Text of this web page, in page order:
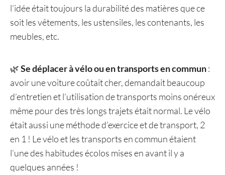
l’idée était toujours la durabilité des matières que ce
soit les vêtements, les ustensiles, les contenants, les
meubles, etc.
🌿Se déplacer à vélo ou en transports en commun:
avoir une voiture coûtait cher, demandait beaucoup
d’entretien et l’utilisation de transports moins onéreux
même pour des très longs trajets était normal. Le vélo
était aussi une méthode d’exercice et de transport, 2
en 1 ! Le vélo et les transports en commun étaient
l’une des habitudes écolos mises en avant il y a
quelques années !